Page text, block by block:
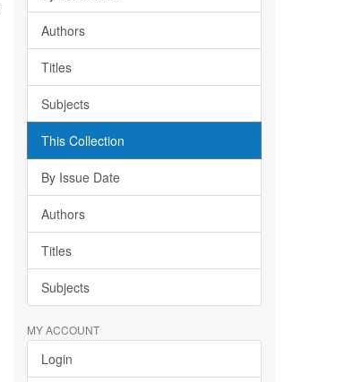
Authors
Titles
Subjects
This Collection
By Issue Date
Authors
Titles
Subjects
MY ACCOUNT
Login